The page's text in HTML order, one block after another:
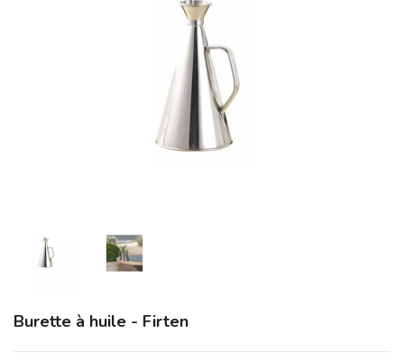
Burette à huile - Firten